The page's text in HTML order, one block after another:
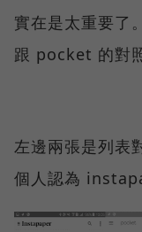
實在是太重要了
跟 pocket 的對照
左邊兩張是列表
個人認為